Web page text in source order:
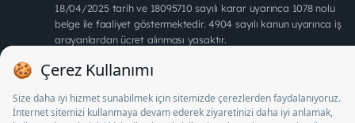
18/04/2025 tarih ve 18095710 sayılı karar uyarınca 1078 nolu
belge ile faaliyet göstermektedir. 4904 sayılı kanun uyarınca iş
arayanlardan ücret alınması yasaktır.